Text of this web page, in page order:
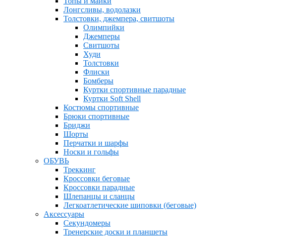
Лонгсливы, водолазки
Толстовки, джемпера, свитшоты
Олимпийки
Джемперы
Свитшоты
Худи
Толстовки
Флиски
Бомберы
Куртки спортивные парадные
Куртки Soft Shell
Костюмы спортивные
Брюки спортивные
Бриджи
Шорты
Перчатки и шарфы
Носки и гольфы
ОБУВЬ
Треккинг
Кроссовки беговые
Кроссовки парадные
Шлепанцы и сланцы
Легкоатлетические шиповки (беговые)
Аксессуары
Секундомеры
Тренерские доски и планшеты